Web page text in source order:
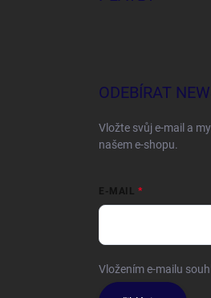
ODEBÍRAT
Vložte svůj e-mail a
našem e-shopu.
E-MAIL
Vložením e-mailu